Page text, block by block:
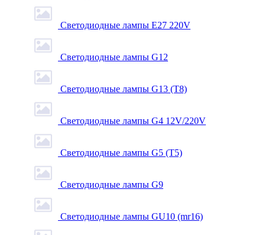
Светодиодные лампы E27 220V
Светодиодные лампы G12
Светодиодные лампы G13 (T8)
Светодиодные лампы G4 12V/220V
Светодиодные лампы G5 (T5)
Светодиодные лампы G9
Светодиодные лампы GU10 (mr16)